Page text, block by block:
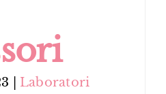
Laboratori